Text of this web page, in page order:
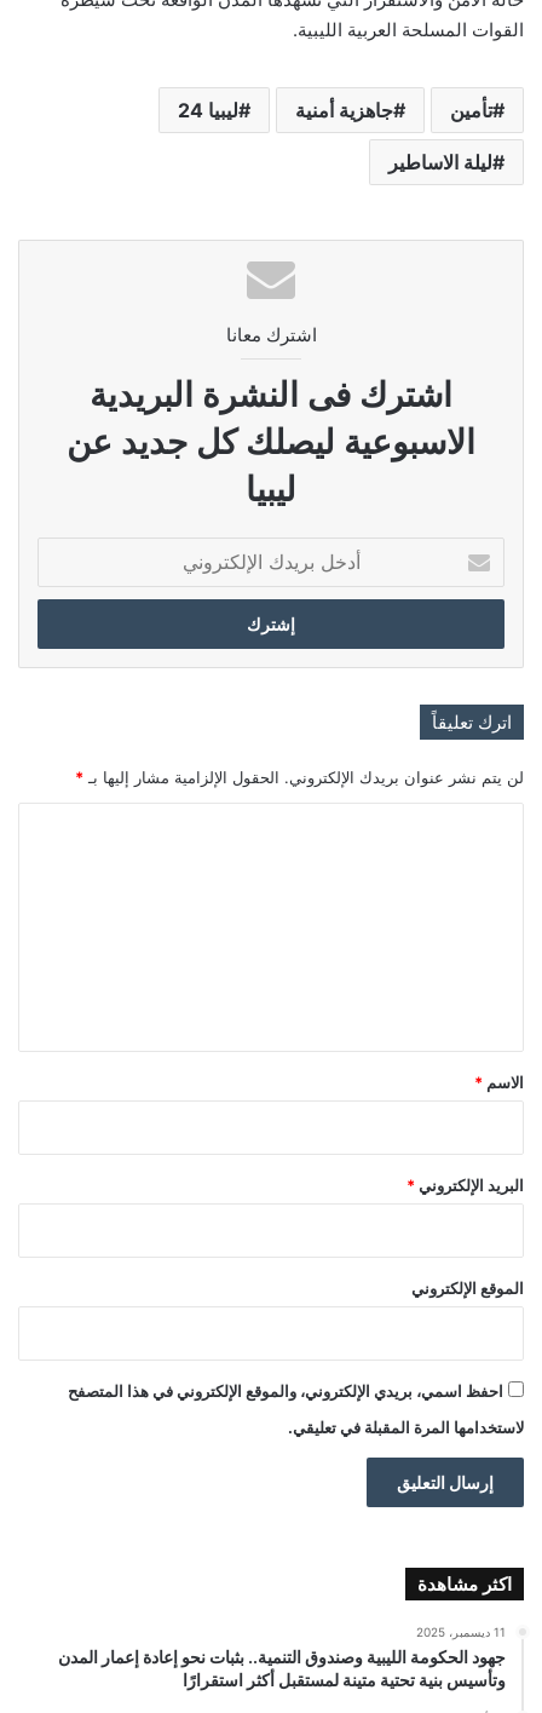
القوات المسلحة العربية الليبية.
تأمين جاهزية أمنية ليبيا 24
ليلة الاساطير
اشترك معانا
اشترك فى النشرة البريدية
الاسبوعية ليصلك كل جديد عن
ليبيا
بريدك
الإلكتروني
اترك تعليقاً
لن يتم نشر عنوان بريدك الإلكتروني. الحقول الإلزامية مشار إليها بـ *
*
الاسم *
البريد الإلكتروني *
الموقع الإلكتروني
احفظ اسمي، بريدي الإلكتروني، والموقع الإلكتروني في هذا المتصفح
لاستخدامها المرة المقبلة في تعليقي.
اكثر مشاهدة
11 ديسمبر، 2025
جهود الحكومة الليبية وصندوق التنمية.. بثبات نحو إعادة إعمار المدن
وتأسيس بنية تحتية متينة لمستقبل أكثر استقرارًا